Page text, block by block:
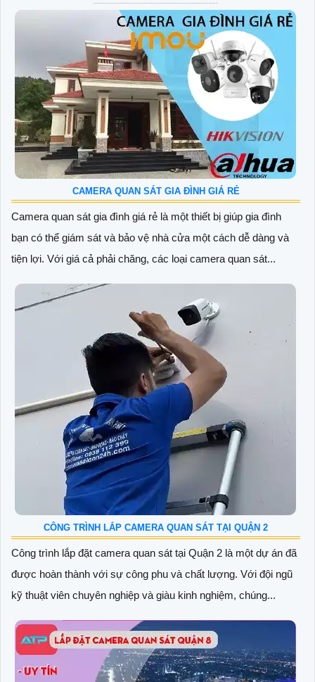
CAMERA QUAN SÁT GIA ĐÌNH GIÁ RẺ
Camera quan sát gia đình giá rẻ là một thiết bị giúp gia đình
bạn có thể giám sát và bảo vệ nhà cửa một cách dễ dàng và
tiện lợi. Với giá cả phải chăng, các loại camera quan sát...
CÔNG TRÌNH LẮP CAMERA QUAN SÁT TẠI QUẬN 2
Công trình lắp đặt camera quan sát tại Quận 2 là một dự án đã
được hoàn thành với sự công phu và chất lượng. Với đội ngũ
kỹ thuật viên chuyên nghiệp và giàu kinh nghiệm, chúng...